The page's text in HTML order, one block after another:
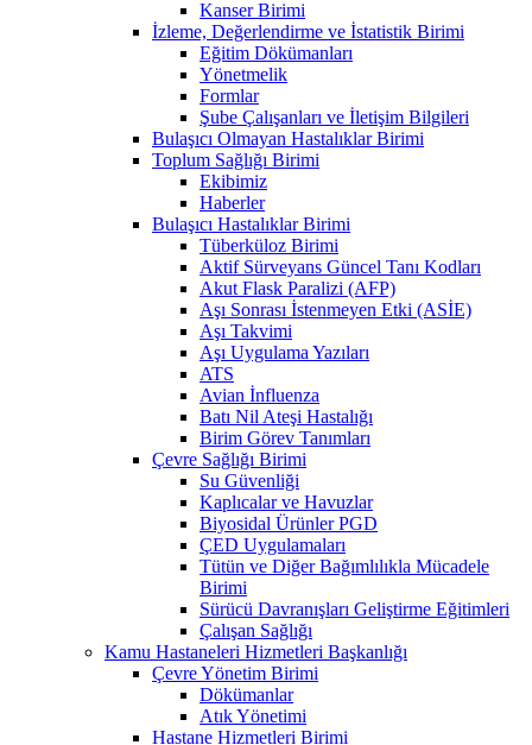
Kanser Birimi
İzleme, Değerlendirme ve İstatistik Birimi
Eğitim Dökümanları
Yönetmelik
Formlar
Şube Çalışanları ve İletişim Bilgileri
Bulaşıcı Olmayan Hastalıklar Birimi
Toplum Sağlığı Birimi
Ekibimiz
Haberler
Bulaşıcı Hastalıklar Birimi
Tüberküloz Birimi
Aktif Sürveyans Güncel Tanı Kodları
Akut Flask Paralizi (AFP)
Aşı Sonrası İstenmeyen Etki (ASİE)
Aşı Takvimi
Aşı Uygulama Yazıları
ATS
Avian İnfluenza
Batı Nil Ateşi Hastalığı
Birim Görev Tanımları
Çevre Sağlığı Birimi
Su Güvenliği
Kaplıcalar ve Havuzlar
Biyosidal Ürünler PGD
ÇED Uygulamaları
Tütün ve Diğer Bağımlılıkla Mücadele
Birimi
Sürücü Davranışları Geliştirme Eğitimleri
Çalışan Sağlığı
Kamu Hastaneleri Hizmetleri Başkanlığı
Çevre Yönetim Birimi
Dökümanlar
Atık Yönetimi
Hastane Hizmetleri Birimi